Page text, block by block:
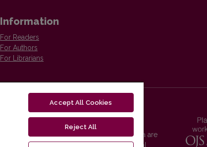
Information
For Readers
For Authors
For Librarians
Vilnius University Press platform and metadata are
distributed by
Creative Commons International
Accept All Cookies
Reject All